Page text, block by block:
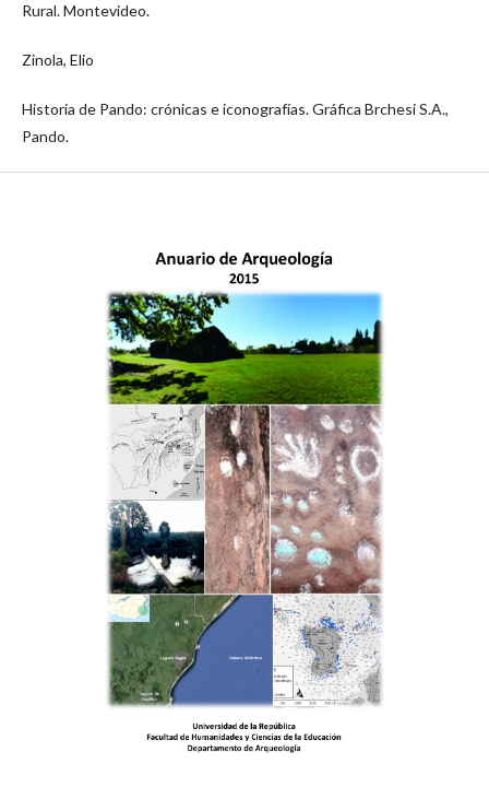
Rural. Montevideo.
Zinola, Elio
Historia de Pando: crónicas e iconografías. Gráfica Brchesi S.A.,
Pando.